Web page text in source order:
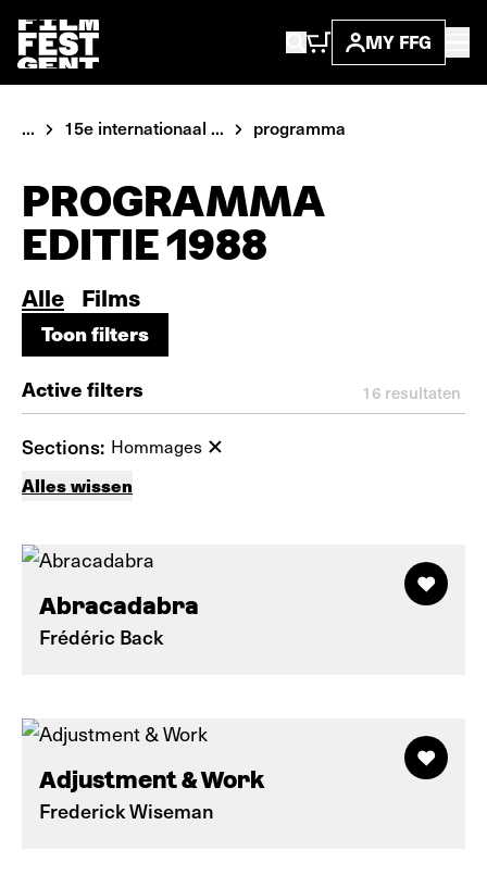
MY FFG
... 15e internationaal ... programma
PROGRAMMA
EDITIE 1988
Alle Films
Toon filters
Toon filters
Active filters 16 resultaten
Sections: Hommages
Alles wissen
Abracadabra
Frédéric Back
Adjustment & Work
Frederick Wiseman